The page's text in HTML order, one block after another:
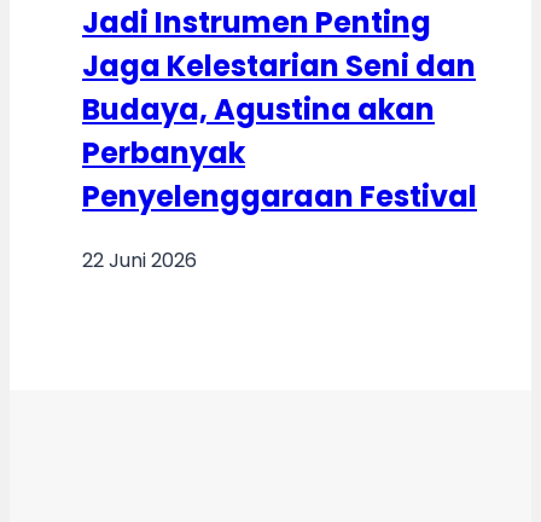
Jadi Instrumen Penting
Jaga Kelestarian Seni dan
Budaya, Agustina akan
Perbanyak
Penyelenggaraan Festival
22 Juni 2026